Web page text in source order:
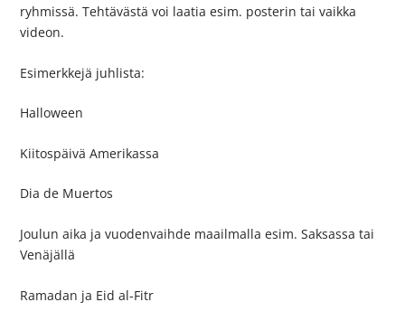
ryhmissä. Tehtävästä voi laatia esim. posterin tai vaikka
videon.
Esimerkkejä juhlista:
Halloween
Kiitospäivä Amerikassa
Dia de Muertos
Joulun aika ja vuodenvaihde maailmalla esim. Saksassa tai
Venäjällä
Ramadan ja Eid al-Fitr